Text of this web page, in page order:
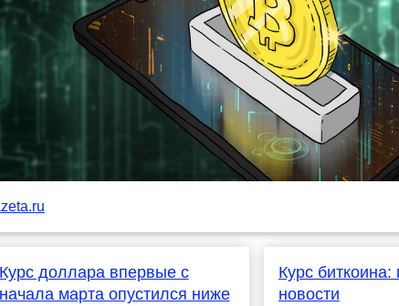
Курс доллара впервые с
начала марта опустился ниже
Курс
новости